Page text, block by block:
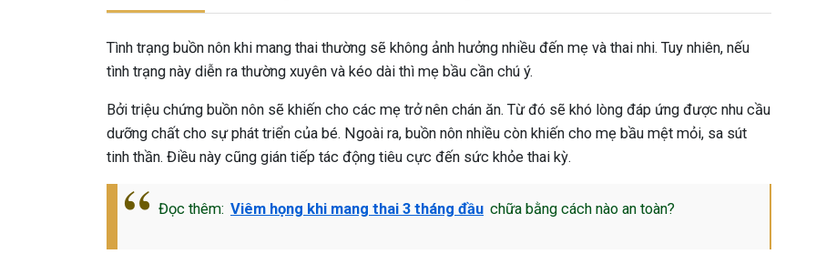
Tình trạng buồn nôn khi mang thai thường sẽ không ảnh hưởng nhiều đến mẹ và thai nhi. Tuy nhiên, nếu
tình trạng này diễn ra thường xuyên và kéo dài thì mẹ bầu cần chú ý.
Bởi triệu chứng buồn nôn sẽ khiến cho các mẹ trở nên chán ăn. Từ đó sẽ khó lòng đáp ứng được nhu cầu
dưỡng chất cho sự phát triển của bé. Ngoài ra, buồn nôn nhiều còn khiến cho mẹ bầu mệt mỏi, sa sút
tinh thần. Điều này cũng gián tiếp tác động tiêu cực đến sức khỏe thai kỳ.
Đọc thêm: Viêm họng khi mang thai 3 tháng đầu chữa bằng cách nào an toàn?